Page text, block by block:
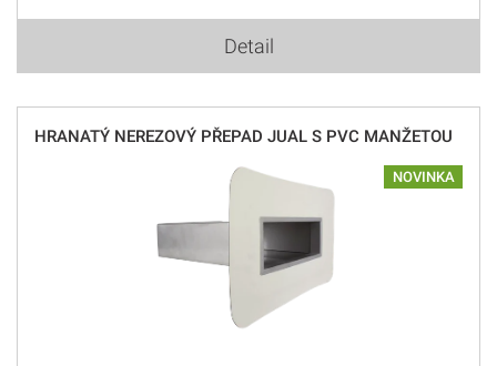
Detail
HRANATÝ NEREZOVÝ PŘEPAD JUAL S PVC MANŽETOU
NOVINKA